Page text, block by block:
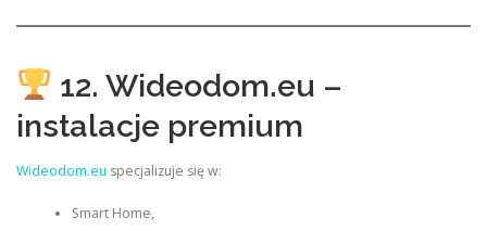
12. Wideodom.eu –
instalacje premium
Wideodom.eu specjalizuje się w:
Smart Home,